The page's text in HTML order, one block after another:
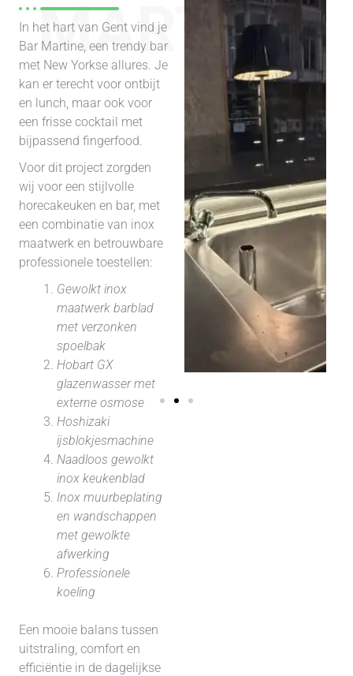
MARTINE
In het hart van Gent vind je
Bar Martine, een trendy bar
met New Yorkse allures. Je
kan er terecht voor ontbijt
en lunch, maar ook voor
een frisse cocktail met
bijpassend fingerfood.
Voor dit project zorgden
wij voor een stijlvolle
horecakeuken en bar, met
een combinatie van inox
maatwerk en betrouwbare
professionele toestellen:
Gewolkt inox
maatwerk barblad
met verzonken
spoelbak
Hobart GX
glazenwasser met
externe osmose
Hoshizaki
ijsblokjesmachine
Naadloos gewolkt
inox keukenblad
Inox muurbeplating
en wandschappen
met gewolkte
afwerking
Professionele
koeling
Een mooie balans tussen
uitstraling, comfort en
efficiëntie in de dagelijkse